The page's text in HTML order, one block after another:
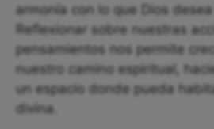
armonía con lo que Dios
Reflexionar sobre nuestras
pensamientos nos permite
nuestro camino espiritual,
un espacio donde pueda
divina.